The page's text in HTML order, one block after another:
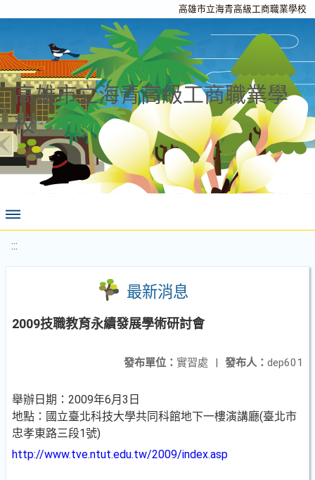
高雄市立海青高級工商職業學校
高雄市立海青高級工商職業學
校
:::
最新消息
2009技職教育永續發展學術研討會
發布人： dep601
發布單位： 實習處 |
舉辦日期：2009年6月3日
地點：國立臺北科技大學共同科館地下一樓演講廳(臺北市
忠孝東路三段1號)
http://www.tve.ntut.edu.tw/2009/index.asp